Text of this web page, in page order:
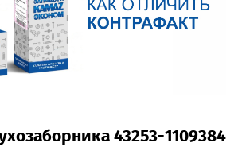
43253-1109384